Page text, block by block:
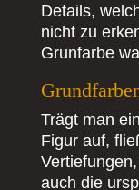
Details,
nicht zu
Grunfarbe
Trägt man
Figur auf,
auch die